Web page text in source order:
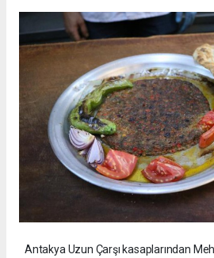
Antakya Uzun Çarşı kasaplarından